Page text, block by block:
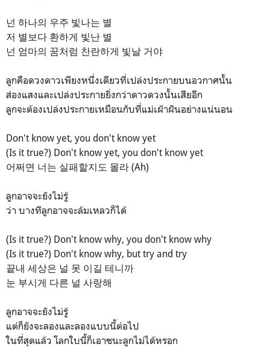
넌 하나의 우주 빛나는 별
저 별보다 환하게 빛난 별
넌 엄마의 꿈처럼 찬란하게 빛날 거야
ลูกคือดวงดาวเพียงหนึ่งเดียวที่เปล่งประกายบนอวกาศนั้น
ส่องแสงและเปล่งประกายยิ่งกว่าดาวดวงนั้นเสียอีก
ลูกจะต้องเปล่งประกายเหมือนกับที่แม่เฝ้าฝันอย่างแน่นอน
Don't know yet, you don't know yet
(Is it true?) Don't know yet, you don't know yet
어쩌면 너는 실패할지도 몰라 (Ah)
ลูกอาจจะยังไม่รู้
ว่า บางทีลูกอาจจะล้มเหลวก็ได้
(Is it true?) Don't know why, you don't know why
(Is it true?) Don't know why, but try and try
끝내 세상은 널 못 이길 테니까
눈 부시게 다른 널 사랑해
ลูกอาจจะยังไม่รู้
แต่ก็ยังจะลองและลองแบบนี้ต่อไป
ในที่สุดแล้ว โลกใบนี้ก็เอาชนะลูกไม่ได้หรอก